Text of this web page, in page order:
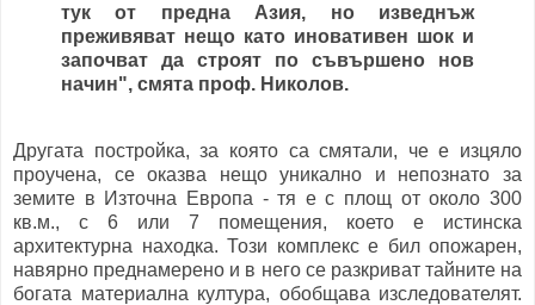
тук от предна Азия, но изведнъж
преживяват нещо като иновативен шок и
започват да строят по съвършено нов
начин", смята проф. Николов.
Другата постройка, за която са смятали, че е изцяло
проучена, се оказва нещо уникално и непознато за
земите в Източна Европа - тя е с площ от около 300
кв.м., с 6 или 7 помещения, което е истинска
архитектурна находка. Този комплекс е бил опожарен,
навярно преднамерено и в него се разкриват тайните на
богата материална култура, обобщава изследователят.